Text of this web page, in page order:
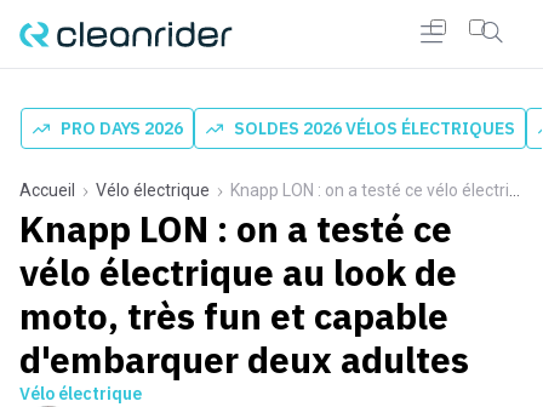
PRO DAYS 2026 SOLDES 2026 VÉLOS ÉLECTRIQUES
Accueil Vélo électrique Knapp LON : on a testé ce vélo électrique au look de moto, très fun et capable d'embarquer deux adultes
Knapp LON : on a testé ce
vélo électrique au look de
moto, très fun et capable
d'embarquer deux adultes
Vélo électrique